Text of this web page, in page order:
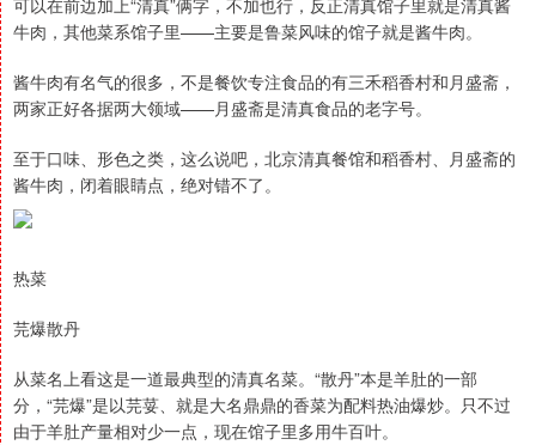
可以在前边加上“清真”俩字，不加也行，反正清真馆子里就是清真酱
牛肉，其他菜系馆子里——主要是鲁菜风味的馆子就是酱牛肉。
酱牛肉有名气的很多，不是餐饮专注食品的有三禾稻香村和月盛斋，
两家正好各据两大领域——月盛斋是清真食品的老字号。
至于口味、形色之类，这么说吧，北京清真餐馆和稻香村、月盛斋的
酱牛肉，闭着眼睛点，绝对错不了。
热菜
芫爆散丹
从菜名上看这是一道最典型的清真名菜。“散丹”本是羊肚的一部
分，“芫爆”是以芫荽、就是大名鼎鼎的香菜为配料热油爆炒。只不过
由于羊肚产量相对少一点，现在馆子里多用牛百叶。